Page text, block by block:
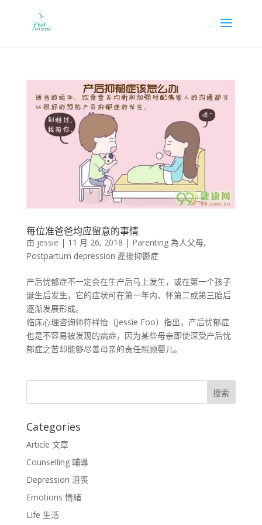
每位准爸爸均应留意的事情
由 jessie | 11 月 26, 2018 | Parenting 為人父母,
Postpartum depression 產後抑鬱症
产后忧郁症不一定会在生产后马上发生，或在第一个孩子
诞生后发生，它的症状可在第一年内、怀第二或第三胎后
逐渐发展形成。
临床心理咨询师符祥怡（Jessie Foo）指出，产后忧郁症
也是不容易被发现的病症，因为某些母亲即使深受产后忧
郁症之苦却能够尽善母亲的责任照顾婴儿。
Categories
Article 文章
Counselling 輔導
Depression 沮喪
Emotions 情緒
Life 生活